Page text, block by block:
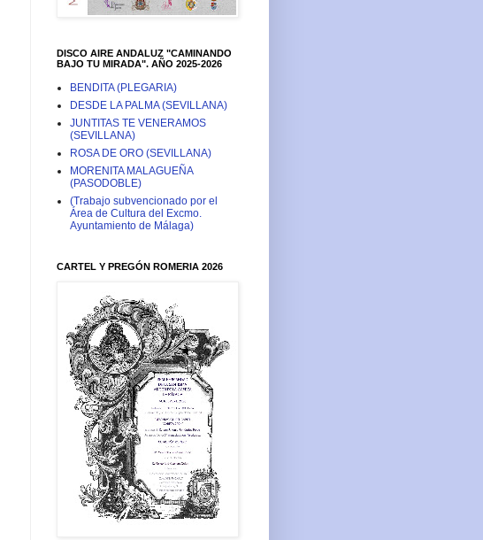
DISCO AIRE ANDALUZ "CAMINANDO
BAJO TU MIRADA". AÑO 2025-2026
BENDITA (PLEGARIA)
DESDE LA PALMA (SEVILLANA)
JUNTITAS TE VENERAMOS
(SEVILLANA)
ROSA DE ORO (SEVILLANA)
MORENITA MALAGUEÑA
(PASODOBLE)
(Trabajo subvencionado por el
Área de Cultura del Excmo.
Ayuntamiento de Málaga)
CARTEL Y PREGÓN ROMERIA 2026